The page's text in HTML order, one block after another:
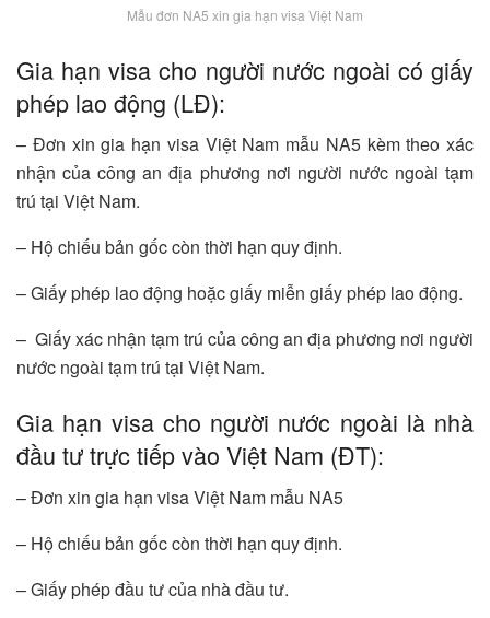
Mẫu đơn NA5 xin gia hạn visa Việt Nam
Gia hạn visa cho người nước ngoài có giấy
phép lao động (LĐ):
– Đơn xin gia hạn visa Việt Nam mẫu NA5 kèm theo xác
nhận của công an địa phương nơi người nước ngoài tạm
trú tại Việt Nam.
– Hộ chiếu bản gốc còn thời hạn quy định.
– Giấy phép lao động hoặc giấy miễn giấy phép lao động.
– Giấy xác nhận tạm trú của công an địa phương nơi người
nước ngoài tạm trú tại Việt Nam.
Gia hạn visa cho người nước ngoài là nhà
đầu tư trực tiếp vào Việt Nam (ĐT):
– Đơn xin gia hạn visa Việt Nam mẫu NA5
– Hộ chiếu bản gốc còn thời hạn quy định.
– Giấy phép đầu tư của nhà đầu tư.